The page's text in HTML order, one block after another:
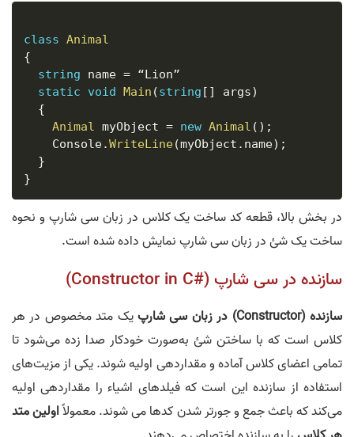
class Animal
{
string name = “Lion”
static
void Main (string [ ] args)
{
Animal myObject = new Animal ( ) ;
    Console
.WriteLine(myObject . name) ;
}
}
در بخش بالا، قطعه کد ساخت یک کلاس در زبان سی شارپ و نحوه
ساخت یک شئ در زبان سی شارپ نمایش داده شده است.
سازنده در سی شارپ (#Constructor in C)
سازنده (Constructor) در زبان سی شارپ
یک متد مخصوص در هر
کلاس است که با ساختن شئ به‌صورت خودکار صدا زده می‌شود تا
تمامی اعضای کلاس آماده و مقداردهی اولیه شوند. یکی از مزیت‌های
استفاده از سازنده این است که فیلدهای اشیاء را مقداردهی اولیه
می‌کند که باعث جمع و جورتر شدن کدها می شوند. معمولاًاولین متد